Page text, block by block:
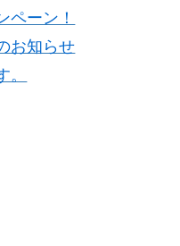
ペーン！
お知らせ